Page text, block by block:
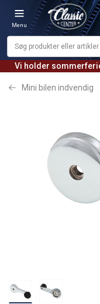
Vi holder
Menu
Mini bilen indvendig